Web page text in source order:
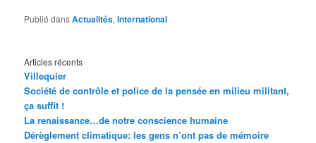
Publié dansActualités,International
Articles récents
Villequier
Société de contrôle et police de la pensée en milieu militant,
ça suffit !
La renaissance…de notre conscience humaine
Dérèglement climatique: les gens n’ont pas de mémoire